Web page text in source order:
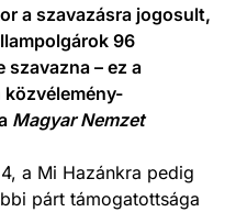
a szavazásra jogosult,
96
szavazna – ez a
közvélemény-
Magyar Nemzet
a Mi Hazánkra pedig
párt támogatottsága